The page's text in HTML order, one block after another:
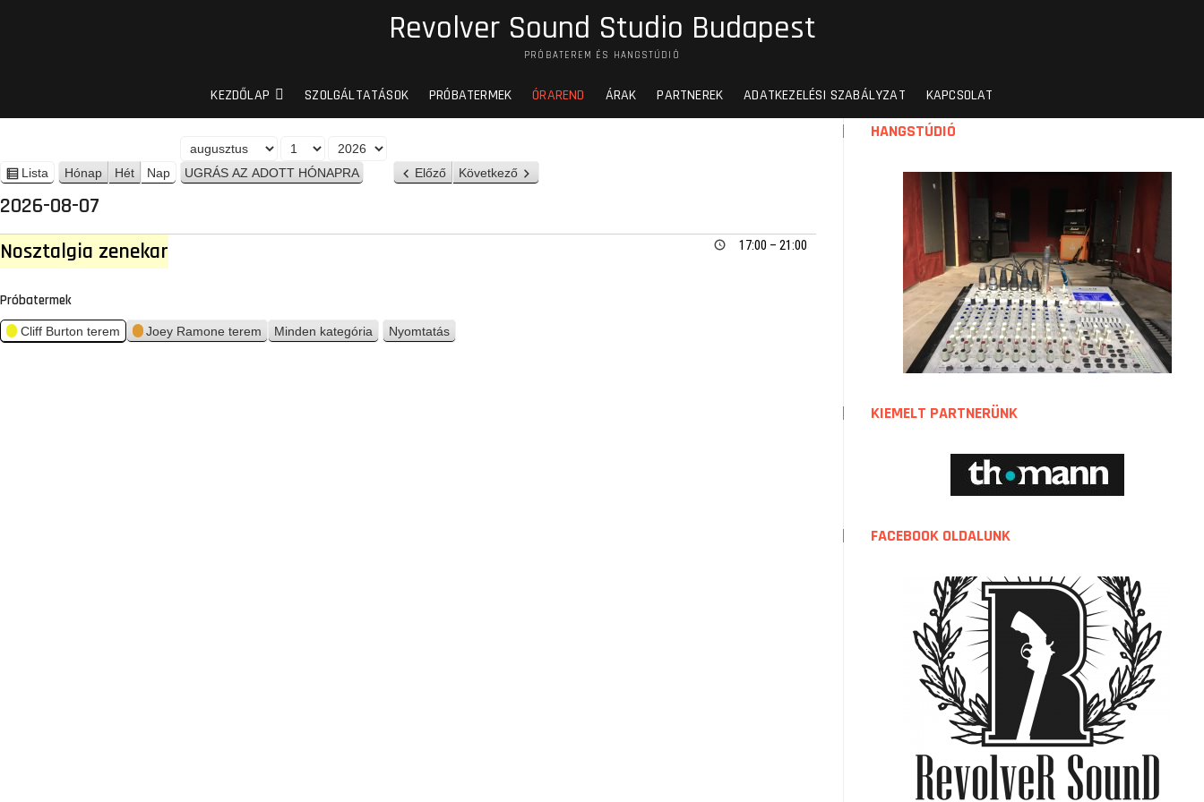
Revolver Sound Studio Budapest
PRÓBATEREM ÉS HANGSTÚDIÓ
KEZDŐLAP SZOLGÁLTATÁSOK PRÓBATERMEK ÓRAREND ÁRAK PARTNEREK ADATKEZELÉSI SZABÁLYZAT KAPCSOLAT
Lista
é
z
e
t
Hónap Hét Nap
ó
p
a
v
Előző Következő
2026-08-07
17:00 – 21:00
Nosztalgia zenekar
Próbatermek
Cliff Burton terem Joey Ramone terem Minden kategória Nyomtatás
HANGSTÚDIÓ
KIEMELT PARTNERÜNK
FACEBOOK OLDALUNK